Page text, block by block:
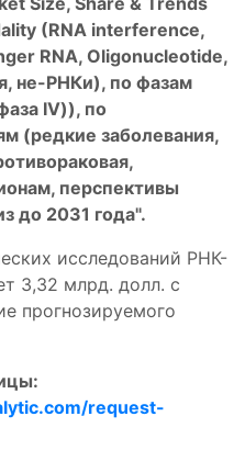
(RNA interference,
RNA, Oligonucleotide,
не-РНКи), по фазам
IV)), по
(редкие заболевания,
перспективы
до 2031 года".
исследований РНК-
3,32 млрд. долл. с
прогнозируемого
request-